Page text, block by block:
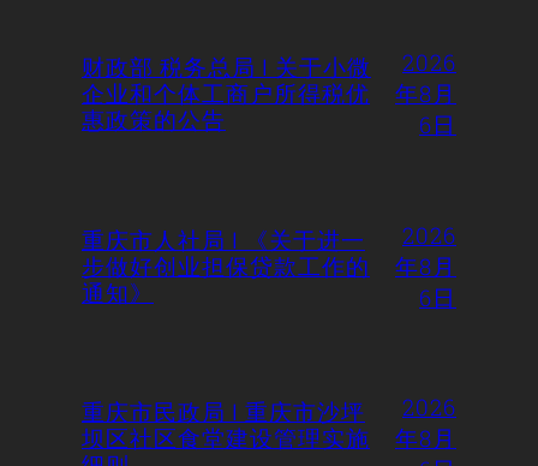
财政部 税务总局 | 关于小微
企业和个体工商户所得税优
惠政策的公告
2026
年8月
6日
重庆市人社局 | 《关于进一
步做好创业担保贷款工作的
通知》
2026
年8月
6日
重庆市民政局 | 重庆市沙坪
坝区社区食堂建设管理实施
2026
年8月